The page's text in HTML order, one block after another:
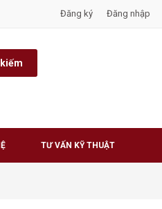
Đăng ký Đăng nhập
TƯ VẤN KỸ THUẬT